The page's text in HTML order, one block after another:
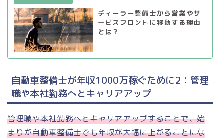
ディーラー整備士から営業やサ
ービスフロントに移動する理由
とは？
自動車整備士が年収1000万稼ぐために2：管理
職や本社勤務へとキャリアアップ
管理職や本社勤務へとキャリアアップすることで、始
まりが自動車整備士でも年収が大幅に上がることにな